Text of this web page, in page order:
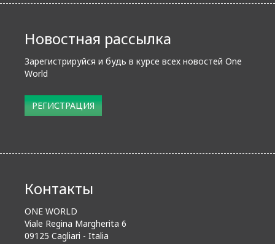
Новостная рассылка
Зарегистрируйся и будь в курсе всех новостей One
World
РЕГИСТРАЦИЯ
Контакты
ONE WORLD
Viale Regina Margherita 6
09125 Cagliari - Italia